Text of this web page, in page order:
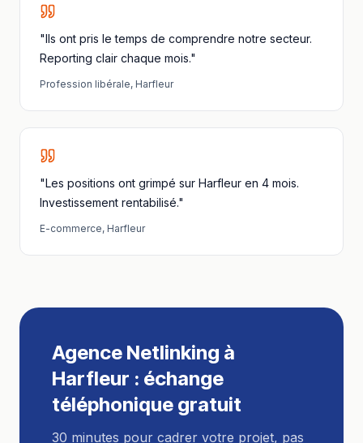
"Ils ont pris le temps de comprendre notre secteur.
Reporting clair chaque mois."
Profession libérale, Harfleur
"Les positions ont grimpé sur Harfleur en 4 mois.
Investissement rentabilisé."
E-commerce, Harfleur
Agence Netlinking à
Harfleur : échange
téléphonique gratuit
30 minutes pour cadrer votre projet, pas